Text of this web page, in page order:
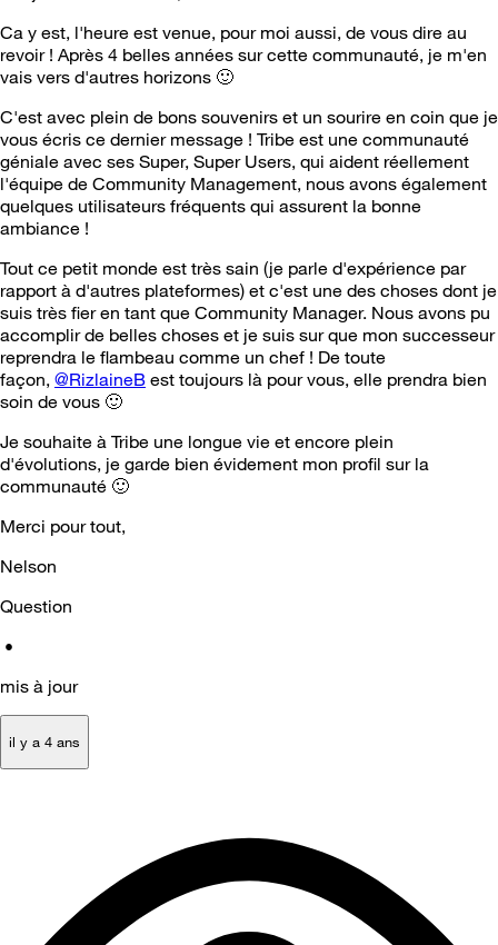
Ca y est, l'heure est venue, pour moi aussi, de vous dire au
revoir ! Après 4 belles années sur cette communauté, je m'en
vais vers d'autres horizons 🙂
C'est avec plein de bons souvenirs et un sourire en coin que je
vous écris ce dernier message ! Tribe est une communauté
géniale avec ses Super, Super Users, qui aident réellement
l'équipe de Community Management, nous avons également
quelques utilisateurs fréquents qui assurent la bonne
ambiance !
Tout ce petit monde est très sain (je parle d'expérience par
rapport à d'autres plateformes) et c'est une des choses dont je
suis très fier en tant que Community Manager. Nous avons pu
accomplir de belles choses et je suis sur que mon successeur
reprendra le flambeau comme un chef ! De toute
façon, @RizlaineB est toujours là pour vous, elle prendra bien
soin de vous 🙂
Je souhaite à Tribe une longue vie et encore plein
d'évolutions, je garde bien évidement mon profil sur la
communauté 🙂
Merci pour tout,
Nelson
Question
•
mis à jour
il y a 4 ans